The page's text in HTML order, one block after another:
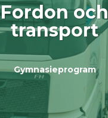
Fordon och
transport
Gymnasieprogram